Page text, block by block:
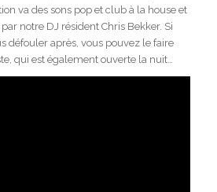
va des sons pop et club à la house et
notre DJ résident Chris Bekker. Si
défouler après, vous pouvez le faire
qui est également ouverte la nuit…